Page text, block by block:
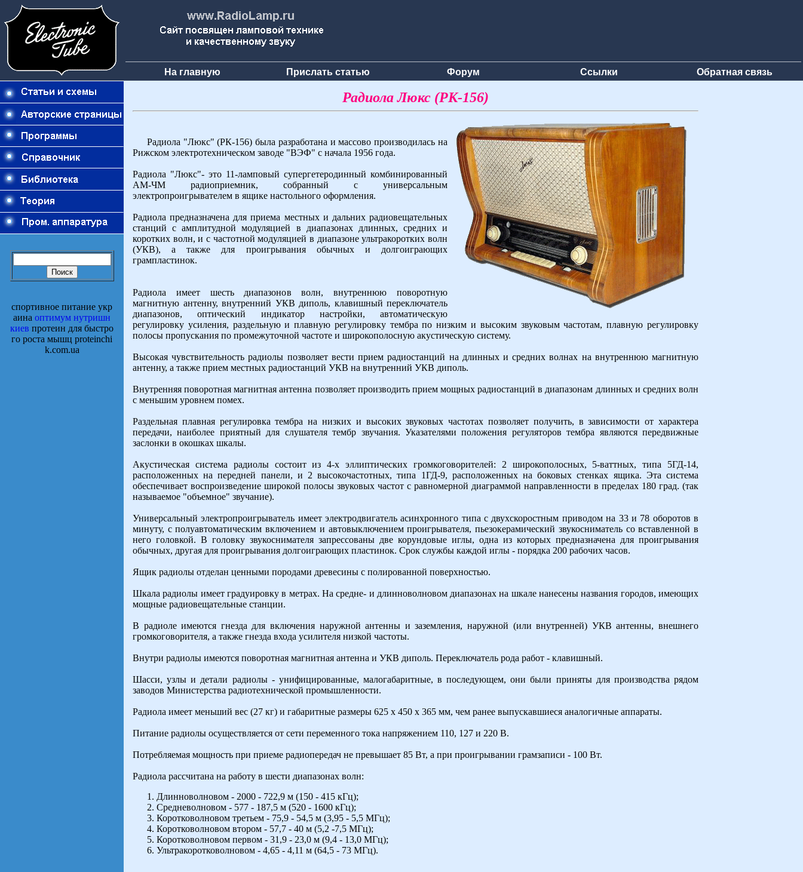
На главную Прислать статью Форум Ссылки Обратная связь
спортивное питание укр
аина оптимум нутришн
киев протеин для быстро
го роста мышц proteinchi
k.com.ua
Радиола Люкс (РК-156)
Радиола "Люкс" (РК-156) была разработана и массово производилась на
Рижском электротехническом заводе "ВЭФ" с начала 1956 года.
Радиола "Люкс"- это 11-ламповый супергетеродинный комбинированный
АМ-ЧМ радиоприемник, собранный с универсальным
электропроигрывателем в ящике настольного оформления.
Радиола предназначена для приема местных и дальних радиовещательных
станций с амплитудной модуляцией в диапазонах длинных, средних и
коротких волн, и с частотной модуляцией в диапазоне ультракоротких волн
(УКВ), а также для проигрывания обычных и долгоиграющих
грампластинок.
Радиола имеет шесть диапазонов волн, внутреннюю поворотную
магнитную антенну, внутренний УКВ диполь, клавишный переключатель
диапазонов, оптический индикатор настройки, автоматическую
регулировку усиления, раздельную и плавную регулировку тембра по низким и высоким звуковым частотам, плавную регулировку
полосы пропускания по промежуточной частоте и широкополосную акустическую систему.
Высокая чувствительность радиолы позволяет вести прием радиостанций на длинных и средних волнах на внутреннюю магнитную
антенну, а также прием местных радиостанций УКВ на внутренний УКВ диполь.
Внутренняя поворотная магнитная антенна позволяет производить прием мощных радиостанций в диапазонам длинных и средних волн
с меньшим уровнем помех.
Раздельная плавная регулировка тембра на низких и высоких звуковых частотах позволяет получить, в зависимости от характера
передачи, наиболее приятный для слушателя тембр звучания. Указателями положения регуляторов тембра являются передвижные
заслонки в окошках шкалы.
Акустическая система радиолы состоит из 4-х эллиптических громкоговорителей: 2 широкополосных, 5-ваттных, типа 5ГД-14,
расположенных на передней панели, и 2 высокочастотных, типа 1ГД-9, расположенных на боковых стенках ящика. Эта система
обеспечивает воспроизведение широкой полосы звуковых частот с равномерной диаграммой направленности в пределах 180 град. (так
называемое "объемное" звучание).
Универсальный электропроигрыватель имеет электродвигатель асинхронного типа с двухскоростным приводом на 33 и 78 оборотов в
минуту, с полуавтоматическим включением и автовыключением проигрывателя, пьезокерамический звукосниматель со вставленной в
него головкой. В головку звукоснимателя запрессованы две корундовые иглы, одна из которых предназначена для проигрывания
обычных, другая для проигрывания долгоиграющих пластинок. Срок службы каждой иглы - порядка 200 рабочих часов.
Ящик радиолы отделан ценными породами древесины с полированной поверхностью.
Шкала радиолы имеет градуировку в метрах. На средне- и длинноволновом диапазонах на шкале нанесены названия городов, имеющих
мощные радиовещательные станции.
В радиоле имеются гнезда для включения наружной антенны и заземления, наружной (или внутренней) УКВ антенны, внешнего
громкоговорителя, а также гнезда входа усилителя низкой частоты.
Внутри радиолы имеются поворотная магнитная антенна и УКВ диполь. Переключатель рода работ - клавишный.
Шасси, узлы и детали радиолы - унифицированные, малогабаритные, в последующем, они были приняты для производства рядом
заводов Министерства радиотехнической промышленности.
Радиола имеет меньший вес (27 кг) и габаритные размеры 625 х 450 х 365 мм, чем ранее выпускавшиеся аналогичные аппараты.
Питание радиолы осуществляется от сети переменного тока напряжением 110, 127 и 220 В.
Потребляемая мощность при приеме радиопередач не превышает 85 Вт, а при проигрывании грамзаписи - 100 Вт.
Радиола рассчитана на работу в шести диапазонах волн:
Длинноволновом - 2000 - 722,9 м (150 - 415 кГц);
Средневолновом - 577 - 187,5 м (520 - 1600 кГц);
Коротковолновом третьем - 75,9 - 54,5 м (3,95 - 5,5 МГц);
Коротковолновом втором - 57,7 - 40 м (5,2 -7,5 МГц);
Коротковолновом первом - 31,9 - 23,0 м (9,4 - 13,0 МГц);
Ультракоротковолновом - 4,65 - 4,11 м (64,5 - 73 МГц).